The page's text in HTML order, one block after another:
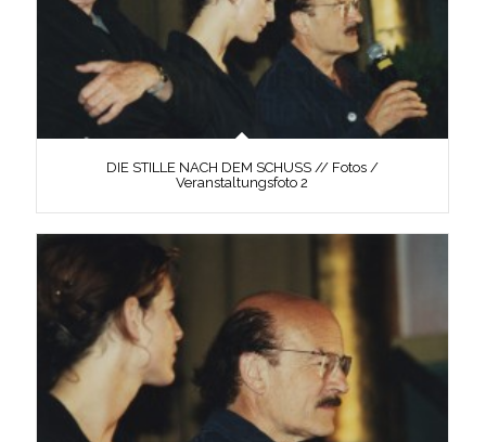
DIE STILLE NACH DEM SCHUSS // Fotos /
Veranstaltungsfoto 2